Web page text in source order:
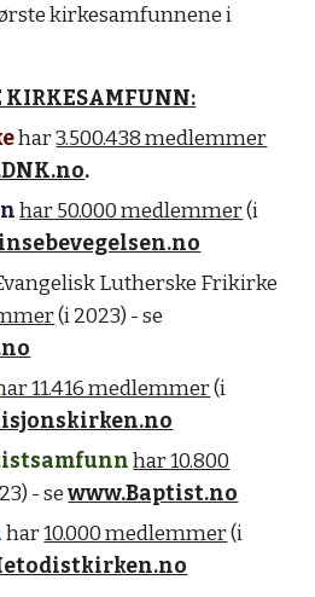
kirkesamfunnene i
KIRKESAMFUNN:
har3.500.438 medlemmer
.
har 50.000 medlemmer(i
Lutherske Frikirke
(i 2023)- se
11.416 medlemmer(i
har 10.800
- sewww.Baptist.no
har10.000 medlemmer(i